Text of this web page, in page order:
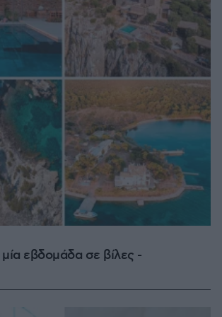
εβδομάδα σε βίλες -